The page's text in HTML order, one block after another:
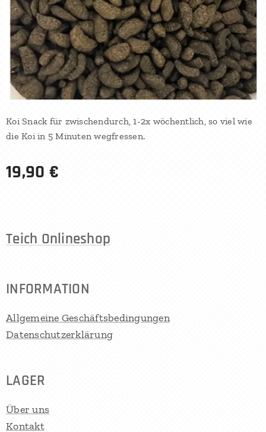
Koi Snack für zwischendurch, 1-2x wöchentlich, so viel wie
die Koi in 5 Minuten wegfressen.
19,90 €
Teich Onlineshop
INFORMATION
Allgemeine Geschäftsbedingungen
Datenschutzerklärung
LAGER
Über uns
Kontakt